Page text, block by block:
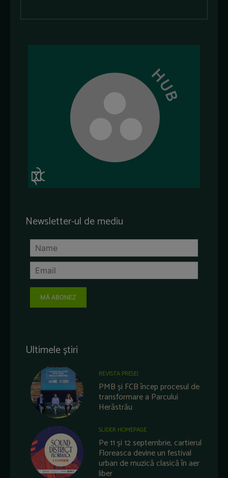
Newsletter-ul de mediu
MĂ ABONEZ
Ultimele știri
REVISTA PRESEI
PMB și FCB încep procesul de
transformare a Parcului
Herăstrău
SLIDER HOMEPAGE
Pe 11 și 12 septembrie, cartierul
Floreasca devine un festival
urban de muzică clasică în aer
liber